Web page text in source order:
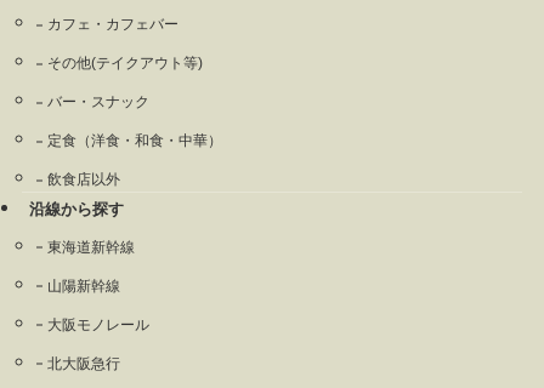
カフェ・カフェバー
その他(テイクアウト等)
バー・スナック
定食（洋食・和食・中華）
飲食店以外
沿線から探す
東海道新幹線
山陽新幹線
大阪モノレール
北大阪急行